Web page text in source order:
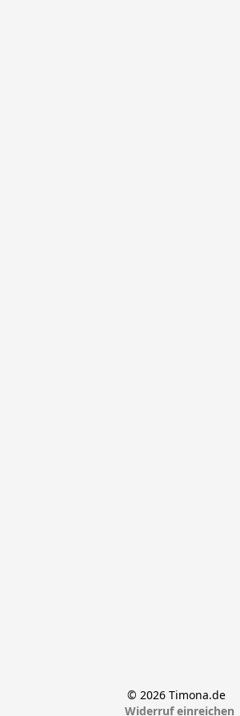
© 2026 Timona.de
Widerruf einreichen